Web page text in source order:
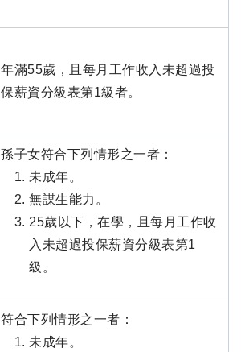
年滿55歲，且每月工作收入未超過投
保薪資分級表第1級者。
孫子女符合下列情形之一者：
未成年。
無謀生能力。
25歲以下，在學，且每月工作收
入未超過投保薪資分級表第1
級。
符合下列情形之一者：
未成年。